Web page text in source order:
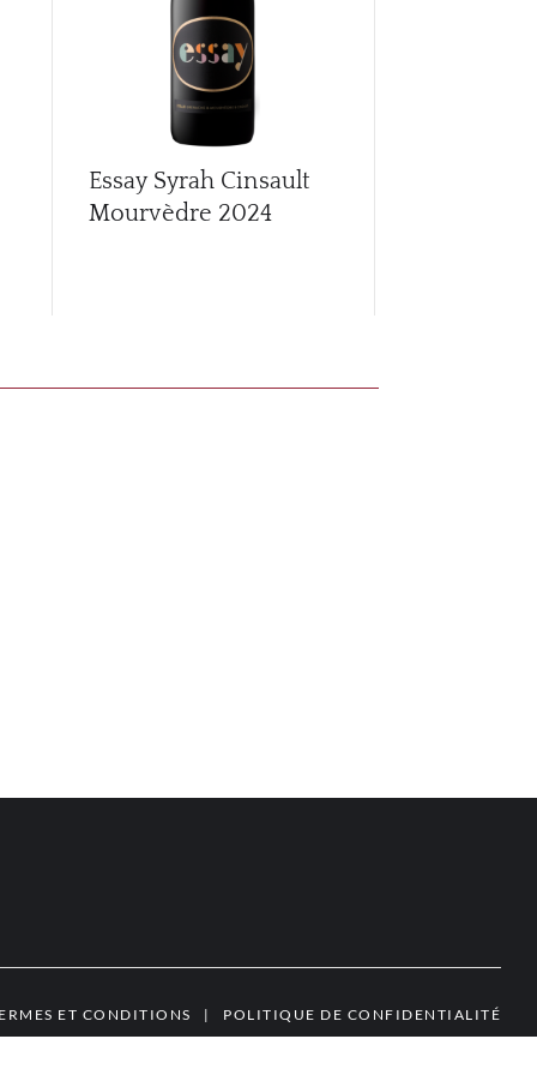
Essay Syrah Cinsault
Mourvèdre 2024
ET CONDITIONS | POLITIQUE DE CONFIDENTIALITÉ